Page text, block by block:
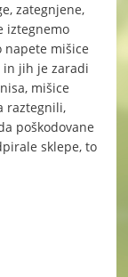
zategnjene,
iztegnemo
napete mišice
in jih je zaradi
mišice
raztegnili,
poškodovane
sklepe, to